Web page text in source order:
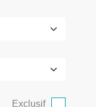
Exclusif